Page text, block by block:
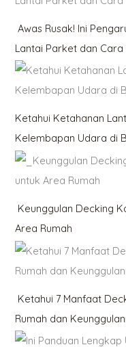
Awas Rusak! Ini
Lantai Parket dan Cara
Ketahui Ketahanan
Kelembapan Udara di
Keunggulan Decking
Area Rumah
Ketahui 7 Manfaat
Rumah dan